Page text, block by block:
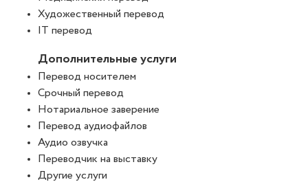
Художественный перевод
IT перевод
Дополнительные услуги
Перевод носителем
Срочный перевод
Нотариальное заверение
Перевод аудиофайлов
Аудио озвучка
Переводчик на выставку
Другие услуги